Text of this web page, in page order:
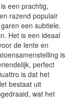
een prachtig,
razend populair
een subtiele,
Het is een ideaal
de lente en
is
perfect
is dat het
bestaat uit
wat het